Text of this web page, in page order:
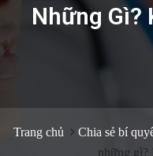
Những Gì?
Trang chủ Chia sẻ bí
những gì?